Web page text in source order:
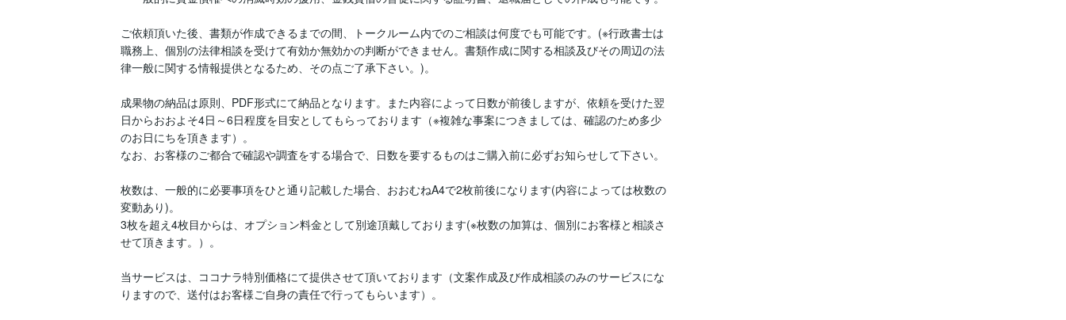
ご依頼頂いた後、書類が作成できるまでの間、トークルーム内でのご相談は何度でも可能です。(※行政書士は
職務上、個別の法律相談を受けて有効か無効かの判断ができません。書類作成に関する相談及びその周辺の法
律一般に関する情報提供となるため、その点ご了承下さい。)。
成果物の納品は原則、PDF形式にて納品となります。また内容によって日数が前後しますが、依頼を受けた翌
日からおおよそ4日～6日程度を目安としてもらっております（※複雑な事案につきましては、確認のため多少
のお日にちを頂きます）。
なお、お客様のご都合で確認や調査をする場合で、日数を要するものはご購入前に必ずお知らせして下さい。
枚数は、一般的に必要事項をひと通り記載した場合、おおむねA4で2枚前後になります(内容によっては枚数の
変動あり)。
3枚を超え4枚目からは、オプション料金として別途頂戴しております(※枚数の加算は、個別にお客様と相談さ
せて頂きます。）。
当サービスは、ココナラ特別価格にて提供させて頂いております（文案作成及び作成相談のみのサービスにな
りますので、送付はお客様ご自身の責任で行ってもらいます）。